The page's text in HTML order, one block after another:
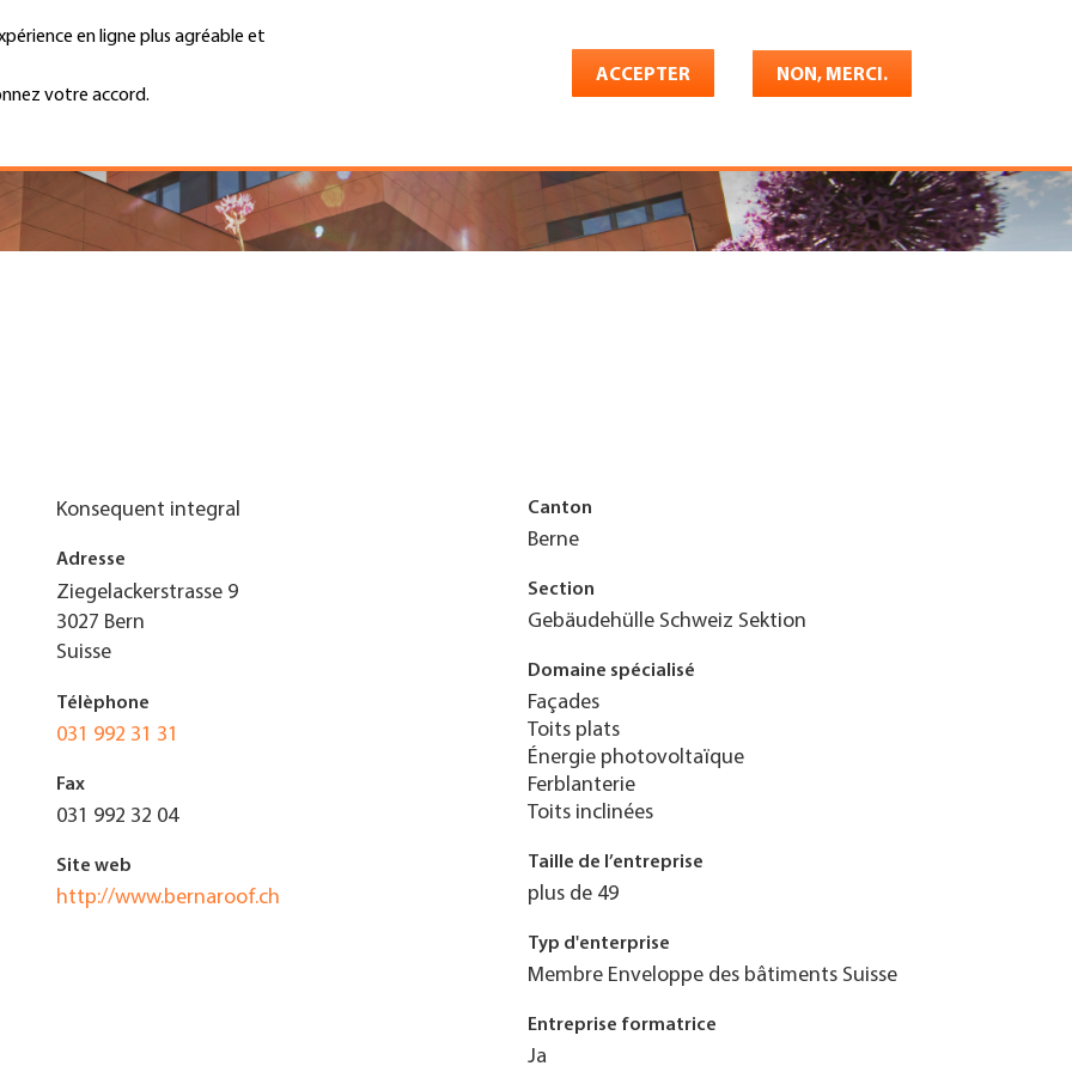
en ligne plus agréable et
votre accord.
ACCEPTER NON, MERCI.
Top
Menu
Shop Konto Français
Konsequent integral
Adresse
Ziegelackerstrasse 9
3027 Bern
Suisse
Télèphone
031 992 31 31
Fax
031 992 32 04
Site web
http://www.bernaroof.ch
Canton
Berne
Section
Gebäudehülle Schweiz Sektion
Domaine spécialisé
Façades
Toits plats
Énergie photovoltaïque
Ferblanterie
Toits inclinées
Taille de l’entreprise
plus de 49
Typ d'enterprise
Membre Enveloppe des bâtiments Suisse
Entreprise formatrice
Ja